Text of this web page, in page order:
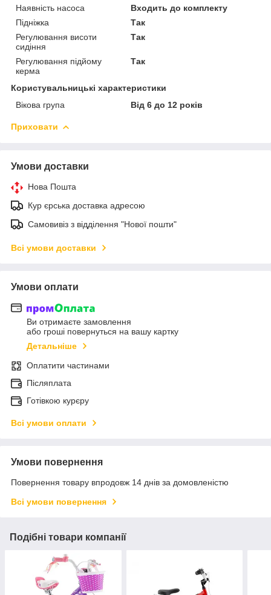
Наявність насоса
Входить до комплекту
Підніжка
Так
Регулювання висоти
сидіння
Так
Регулювання підйому
керма
Так
Користувальницькі характеристики
Вікова група
Від 6 до 12 років
Приховати
Умови доставки
Нова Пошта
Кур єрська доставка адресою
Самовивіз з відділення "Нової пошти"
Всі умови доставки
Умови оплати
Ви отримаєте замовлення
або гроші повернуться на вашу картку
Детальніше
Оплатити частинами
Післяплата
Готівкою курєру
Всі умови оплати
Умови повернення
Повернення товару впродовж 14 днів за домовленістю
Всі умови повернення
Подібні товари компанії